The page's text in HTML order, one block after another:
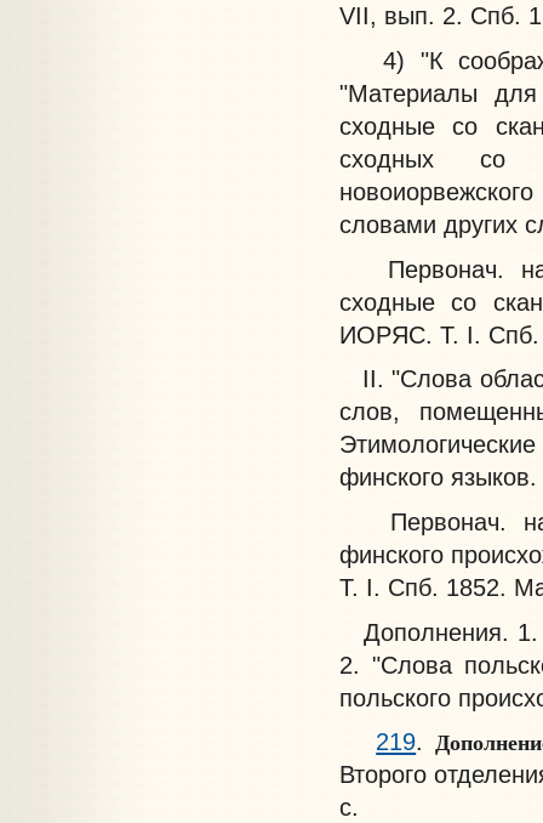
VII, вып. 2. Спб.
4) "К
"Материалы для
сходные со
сходных со
словами других
Первонач.
сходные со
ИОРЯС. Т. I. Спб.
II. "Слова
слов,
финского языков.
Первонач.
финского
Т. I. Спб. 1852.
Дополнения.
2. "Слова
польского
219.
Второго
с.